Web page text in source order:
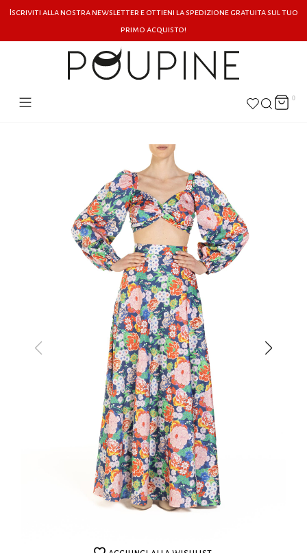
Iscriviti alla nostra newsletter e ottieni la spedizione gratuita sul tuo
primo acquisto!
0